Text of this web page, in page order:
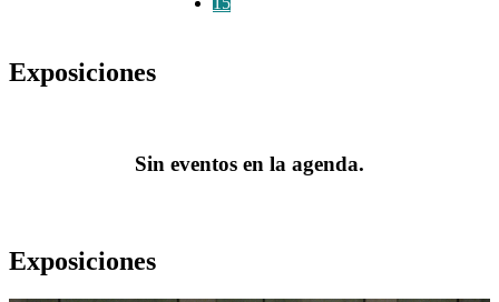
Exposiciones
Sin eventos en la agenda.
Exposiciones